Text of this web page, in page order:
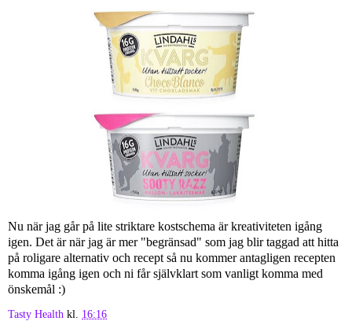
Nu när jag går på lite striktare kostschema är kreativiteten igång
igen. Det är när jag är mer "begränsad" som jag blir taggad att hitta
på roligare alternativ och recept så nu kommer antagligen recepten
komma igång igen och ni får självklart som vanligt komma med
önskemål :)
Tasty Health kl. 16:16